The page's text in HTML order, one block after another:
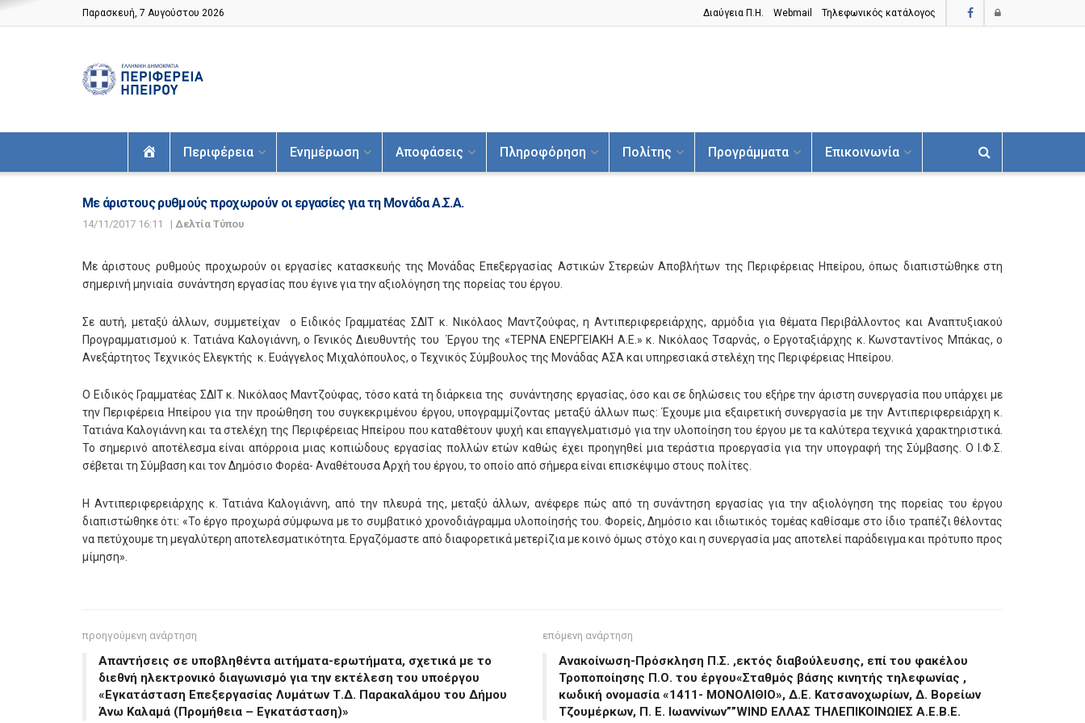
Παρασκευή, 7 Αυγούστου 2026 Διαύγεια Π.H. Webmail Τηλεφωνικός κατάλογος
ΑρχικήΠεριφέρεια Ενημέρωση Αποφάσεις Πληροφόρηση Πολίτης Προγράμματα Επικοινωνία
Με άριστους ρυθμούς προχωρούν οι εργασίες για τη Μονάδα Α.Σ.Α.
14/11/2017 16:11 | Δελτία Τύπου
Με άριστους ρυθμούς προχωρούν οι εργασίες κατασκευής της Μονάδας Επεξεργασίας Αστικών Στερεών Αποβλήτων της Περιφέρειας Ηπείρου, όπως διαπιστώθηκε στη
σημερινή μηνιαία συνάντηση εργασίας που έγινε για την αξιολόγηση της πορείας του έργου.
Σε αυτή, μεταξύ άλλων, συμμετείχαν ο Ειδικός Γραμματέας ΣΔΙΤ κ. Νικόλαος Μαντζούφας, η Αντιπεριφερειάρχης, αρμόδια για θέματα Περιβάλλοντος και Αναπτυξιακού
Προγραμματισμού κ. Τατιάνα Καλογιάννη, ο Γενικός Διευθυντής του Έργου της «ΤΕΡΝΑ ΕΝΕΡΓΕΙΑΚΗ Α.Ε.» κ. Νικόλαος Τσαρνάς, ο Εργοταξιάρχης κ. Κωνσταντίνος Μπάκας, ο
Ανεξάρτητος Τεχνικός Ελεγκτής κ. Ευάγγελος Μιχαλόπουλος, ο Τεχνικός Σύμβουλος της Μονάδας ΑΣΑ και υπηρεσιακά στελέχη της Περιφέρειας Ηπείρου.
Ο Ειδικός Γραμματέας ΣΔΙΤ κ. Νικόλαος Μαντζούφας, τόσο κατά τη διάρκεια της συνάντησης εργασίας, όσο και σε δηλώσεις του εξήρε την άριστη συνεργασία που υπάρχει με
την Περιφέρεια Ηπείρου για την προώθηση του συγκεκριμένου έργου, υπογραμμίζοντας μεταξύ άλλων πως: Έχουμε μια εξαιρετική συνεργασία με την Αντιπεριφερειάρχη κ.
Τατιάνα Καλογιάννη και τα στελέχη της Περιφέρειας Ηπείρου που καταθέτουν ψυχή και επαγγελματισμό για την υλοποίηση του έργου με τα καλύτερα τεχνικά χαρακτηριστικά.
Το σημερινό αποτέλεσμα είναι απόρροια μιας κοπιώδους εργασίας πολλών ετών καθώς έχει προηγηθεί μια τεράστια προεργασία για την υπογραφή της Σύμβασης. Ο Ι.Φ.Σ.
σέβεται τη Σύμβαση και τον Δημόσιο Φορέα- Αναθέτουσα Αρχή του έργου, το οποίο από σήμερα είναι επισκέψιμο στους πολίτες.
Η Αντιπεριφερειάρχης κ. Τατιάνα Καλογιάννη, από την πλευρά της, μεταξύ άλλων, ανέφερε πώς από τη συνάντηση εργασίας για την αξιολόγηση της πορείας του έργου
διαπιστώθηκε ότι: «Το έργο προχωρά σύμφωνα με το συμβατικό χρονοδιάγραμμα υλοποίησής του. Φορείς, Δημόσιο και ιδιωτικός τομέας καθίσαμε στο ίδιο τραπέζι θέλοντας
να πετύχουμε τη μεγαλύτερη αποτελεσματικότητα. Εργαζόμαστε από διαφορετικά μετερίζια με κοινό όμως στόχο και η συνεργασία μας αποτελεί παράδειγμα και πρότυπο προς
μίμηση».
προηγούμενη ανάρτηση
Απαντήσεις σε υποβληθέντα αιτήματα-ερωτήματα, σχετικά με το
διεθνή ηλεκτρονικό διαγωνισμό για την εκτέλεση του υποέργου
«Εγκατάσταση Επεξεργασίας Λυμάτων Τ.Δ. Παρακαλάμου του Δήμου
Άνω Καλαμά (Προμήθεια – Εγκατάσταση)»
επόμενη ανάρτηση
Ανακοίνωση-Πρόσκληση Π.Σ. ,εκτός διαβούλευσης, επί του φακέλου
Τροποποίησης Π.Ο. του έργου«Σταθμός βάσης κινητής τηλεφωνίας ,
κωδική ονομασία «1411- ΜΟΝΟΛΙΘΙΟ», Δ.Ε. Κατσανοχωρίων, Δ. Βορείων
Τζουμέρκων, Π. Ε. Ιωαννίνων””WIND ΕΛΛΑΣ ΤΗΛΕΠΙΚΟΙΝΩΙΕΣ Α.Ε.Β.Ε.